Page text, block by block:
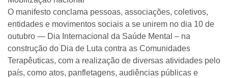
O manifesto conclama pessoas, associações, coletivos,
entidades e movimentos sociais a se unirem no dia 10 de
outubro — Dia Internacional da Saúde Mental – na
construção do Dia de Luta contra as Comunidades
Terapêuticas, com a realização de diversas atividades pelo
país, como atos, panfletagens, audiências públicas e